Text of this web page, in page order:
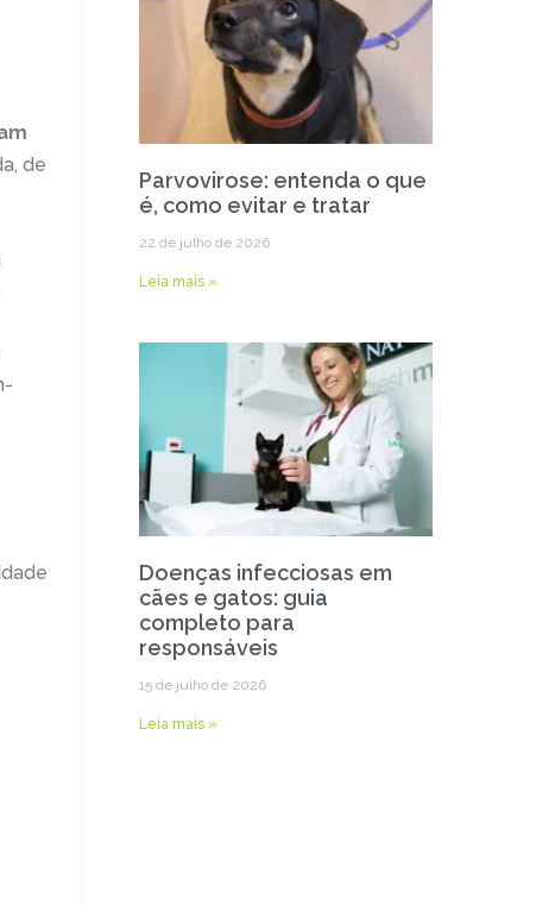
de
Parvovirose: entenda o que
é, como evitar e tratar
22 de julho de 2026
Leia mais »
Doenças infecciosas em
cães e gatos: guia
completo para
responsáveis
15 de julho de 2026
Leia mais »